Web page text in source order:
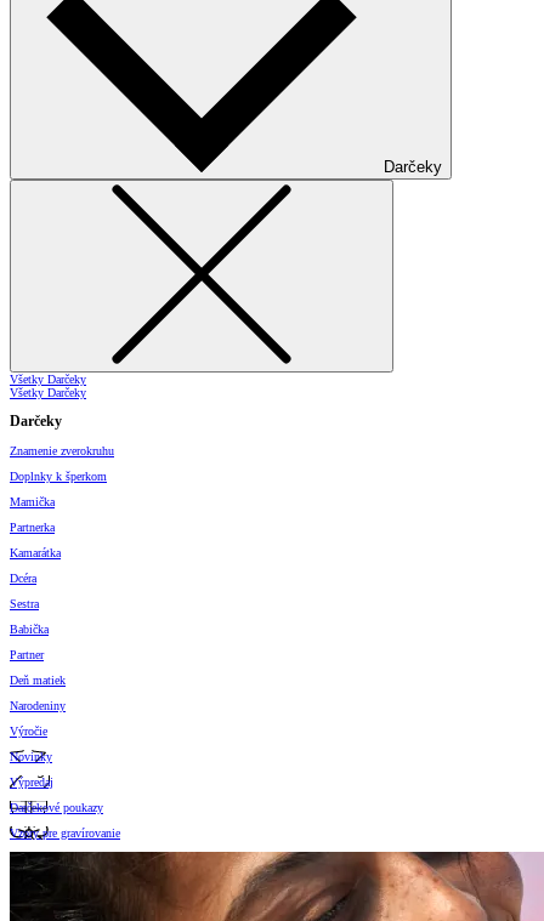
Darčeky
Všetky Darčeky
Všetky Darčeky
Darčeky
Znamenie zverokruhu
Doplnky k šperkom
Mamička
Partnerka
Kamarátka
Dcéra
Sestra
Babička
Partner
Deň matiek
Narodeniny
Výročie
Novinky
Výpredaj
Darčekové poukazy
Vzory pre gravírovanie